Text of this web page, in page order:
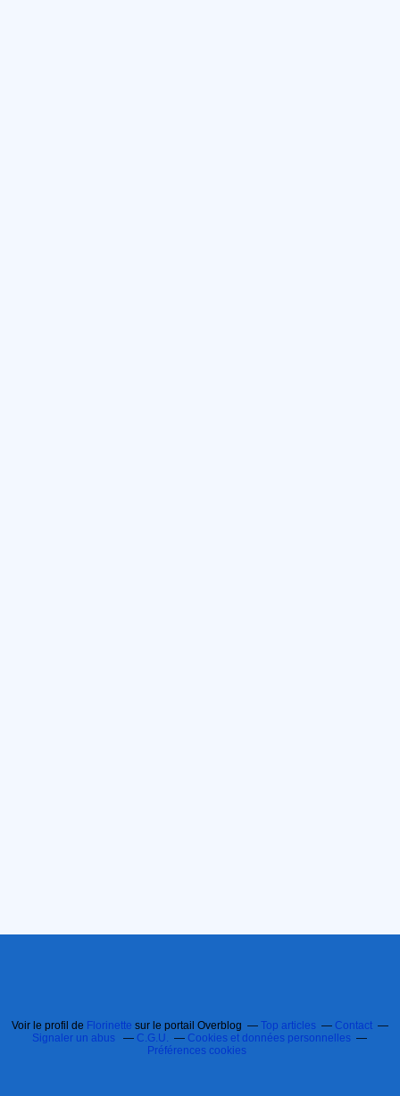
Voir le profil de Florinette sur le portail Overblog Top articles
Contact
Signaler un abus
C.G.U.
Cookies et données personnelles
Préférences cookies